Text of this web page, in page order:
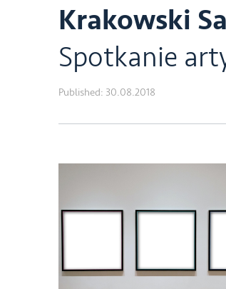
Krakowski
Spotkanie
Published: 30.08.2018